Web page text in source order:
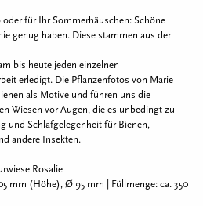
für Ihr Sommerhäuschen: Schöne
genug haben. Diese stammen aus der
bis heute jeden einzelnen
erledigt. Die Pflanzenfotos von Marie
als Motive und führen uns die
Wiesen vor Augen, die es unbedingt zu
und Schlafgelegenheit für Bienen,
andere Insekten.
Rosalie
mm (Höhe), Ø 95 mm | Füllmenge: ca. 350